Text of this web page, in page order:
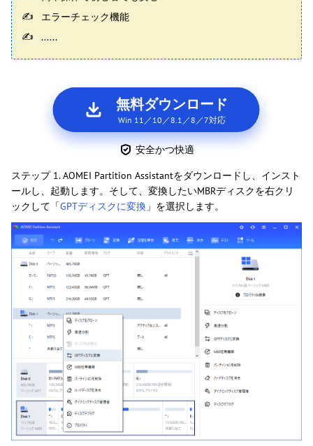
エラーチェック機能
......
無料ダウンロード
Win 11／10／8.1／8／7対応
安全かつ快適
ステップ 1. AOMEI Partition Assistantをダウンロードし、インスト
ールし、起動します。そして、変換したいMBRディスクを右クリ
ックして「GPTディスクに変換 」を選択します。